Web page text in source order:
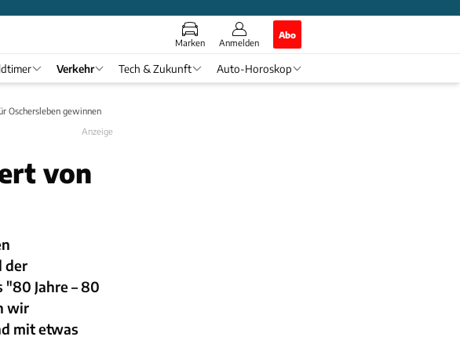
Marken Anmelden
Abo
Verkehr Tech & Zukunft Auto-Horoskop
Oschersleben gewinnen
Anzeige
von
der
Jahre – 80
wir
mit etwas